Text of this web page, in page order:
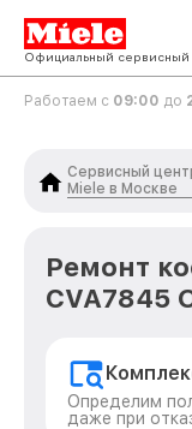
Официальный сервисный
Работаем с 09:00 до
Сервисный
Miele в Москве
Ремонт
CVA7845
Определим
даже при